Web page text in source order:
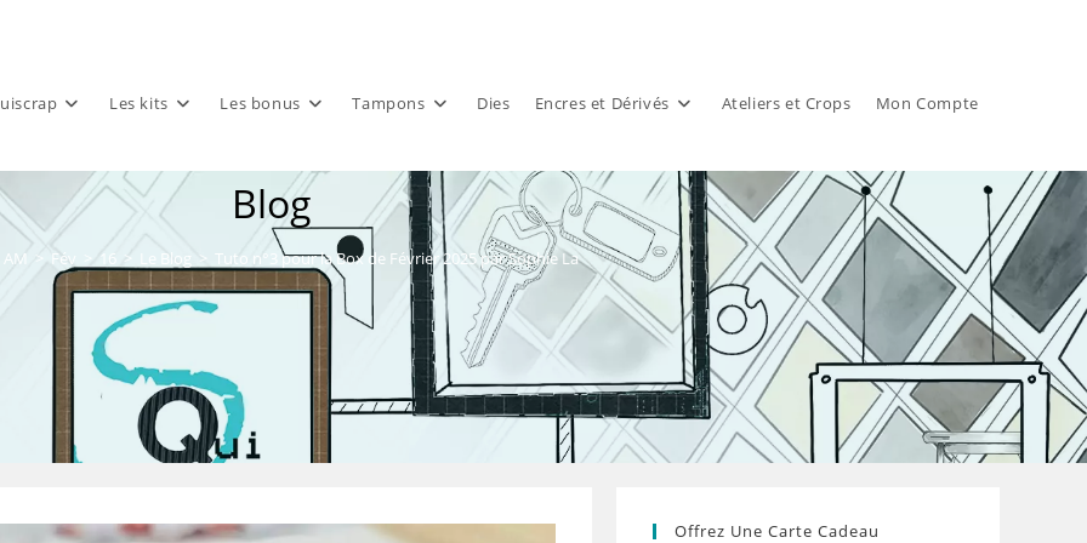
Les kits Les bonus Tampons Dies Encres et Dérivés Ateliers et Crops Mon Compte
Blog
AM > Fév > 16 > Le Blog > Tuto n°3 pour la Box de Février 2025 par Sophie La
Offrez Une Carte Cadeau